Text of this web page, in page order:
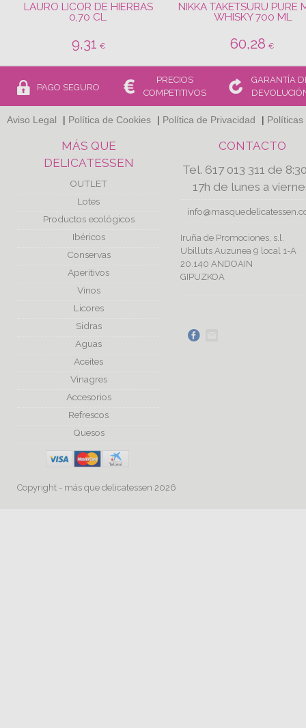
LAURO LICOR DE HIERBAS
0,70 CL.
9,31 €
NIKKA TAKETSURU PURE
WHISKY 700 ML
60,28 €
PAGO SEGURO
PRECIOS
COMPETITIVOS
GARANTÍA
Aviso Legal | Política de Cookies | Política de Privacidad |
MÁS QUE
DELICATESSEN
OUTLET
Lotes
Productos ecológicos
Ibéricos
Conservas
Aperitivos
Vinos
Licores
Sidras
Aguas
Aceites
Vinagres
Accesorios
Refrescos
Quesos
CONTACTO
Tel. 617 013 311 de
17h de lunes a
Iruña de Promociones, s.l.
Ubilluts Auzunea 9 local 1-A
20.140 ANDOAIN
GIPUZKOA
Copyright - más que delicatessen 2026